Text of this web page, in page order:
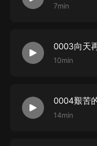
感謝收聽，歡迎訂閱。
作者 蝶舞天涯
主播 郭靖大俠【個人
7min
0003向天
10min
0004艱苦
14min